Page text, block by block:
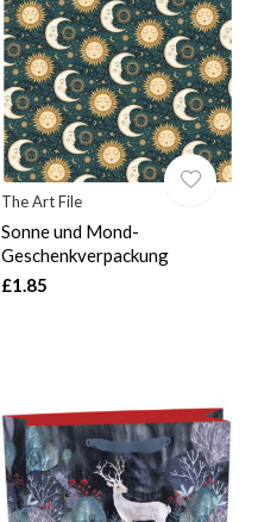
The Art File
Sonne und Mond-
Geschenkverpackung
£1.85